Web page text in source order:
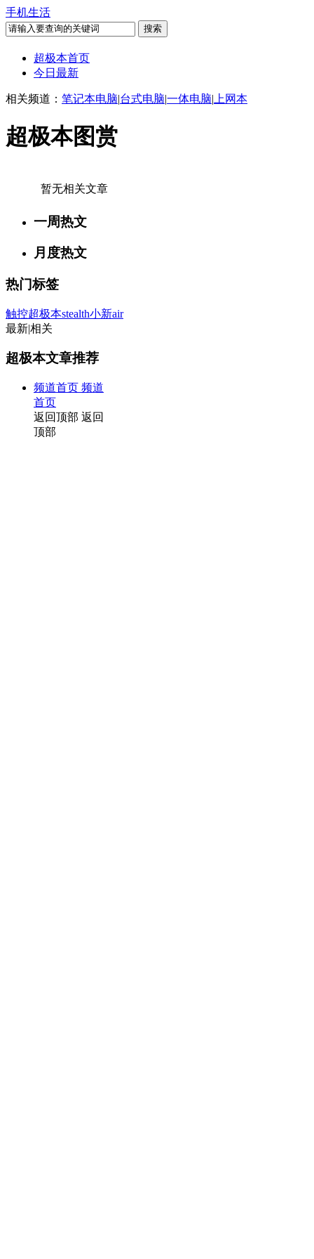
手机生活
超极本首页
今日最新
相关频道： 笔记本电脑|台式电脑|一体电脑| 上网本
超极本图赏
暂无相关文章
一周热文
月度热文
热门标签
触控超极本stealth小新air
最新|相关
超极本文章推荐
频道首页 频道
首页
返回顶部 返回
顶部